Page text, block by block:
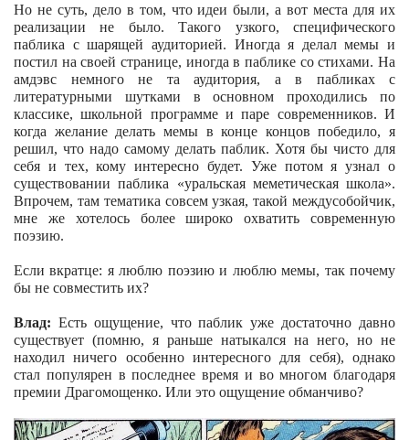
Но не суть, дело в том, что идеи были, а вот места для их
реализации не было. Такого узкого, специфического
паблика с шарящей аудиторией. Иногда я делал мемы и
постил на своей странице, иногда в паблике со стихами. На
амдэвс немного не та аудитория, а в пабликах с
литературными шутками в основном проходились по
классике, школьной программе и паре современников. И
когда желание делать мемы в конце концов победило, я
решил, что надо самому делать паблик. Хотя бы чисто для
себя и тех, кому интересно будет. Уже потом я узнал о
существовании паблика «уральская меметическая школа».
Впрочем, там тематика совсем узкая, такой междусобойчик,
мне же хотелось более широко охватить современную
поэзию.
Если вкратце: я люблю поэзию и люблю мемы, так почему
бы не совместить их?
Влад: Есть ощущение, что паблик уже достаточно давно
существует (помню, я раньше натыкался на него, но не
находил ничего особенно интересного для себя), однако
стал популярен в последнее время и во многом благодаря
премии Драгомощенко. Или это ощущение обманчиво?